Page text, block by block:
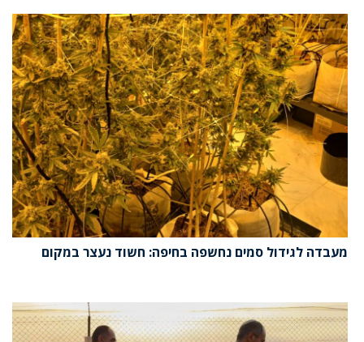
מעבדה לגידול סמים נחשפה בחיפה: חשוד נעצר במקום